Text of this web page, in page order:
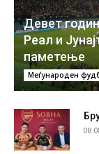
Девет
Реал и
паметење
Меѓународен